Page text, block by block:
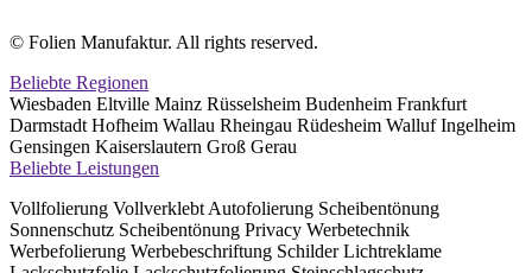
© Folien Manufaktur. All rights reserved.
Beliebte Regionen
Wiesbaden Eltville Mainz Rüsselsheim Budenheim Frankfurt
Darmstadt Hofheim Wallau Rheingau Rüdesheim Walluf Ingelheim
Gensingen Kaiserslautern Groß Gerau
Beliebte Leistungen
Vollfolierung Vollverklebt Autofolierung Scheibentönung
Sonnenschutz Scheibentönung Privacy Werbetechnik
Werbefolierung Werbebeschriftung Schilder Lichtreklame